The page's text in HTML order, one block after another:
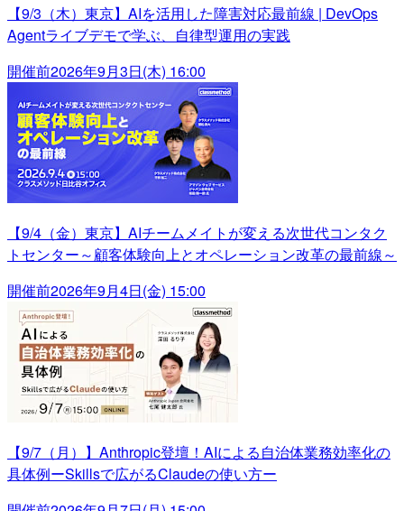
【9/3（木）東京】AIを活用した障害対応最前線 | DevOps
Agentライブデモで学ぶ、自律型運用の実践
開催前2026年9月3日(木) 16:00
【9/4（金）東京】AIチームメイトが変える次世代コンタク
トセンター～顧客体験向上とオペレーション改革の最前線～
開催前2026年9月4日(金) 15:00
【9/7（月）】Anthropic登壇！AIによる自治体業務効率化の
具体例ーSkillsで広がるClaudeの使い方ー